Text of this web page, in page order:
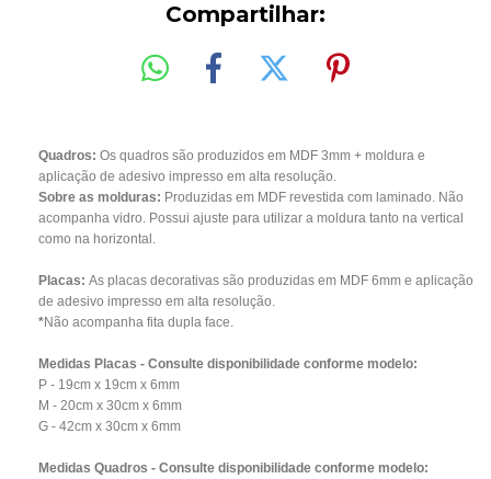
Compartilhar:
Quadros: Os quadros são produzidos em MDF 3mm + moldura e
aplicação de adesivo impresso em alta resolução.
Sobre as molduras: Produzidas em MDF revestida com laminado. Não
acompanha vidro. Possui ajuste para utilizar a moldura tanto na vertical
como na horizontal.
Placas: As placas decorativas são produzidas em MDF 6mm e aplicação
de adesivo impresso em alta resolução.
*Não acompanha fita dupla face.
Medidas Placas - Consulte disponibilidade conforme modelo:
P - 19cm x 19cm x 6mm
M - 20cm x 30cm x 6mm
G - 42cm x 30cm x 6mm
Medidas Quadros - Consulte disponibilidade conforme modelo: